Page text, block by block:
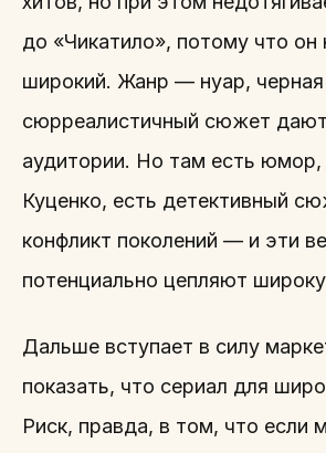
до «Чикатило», потому что он
широкий. Жанр — нуар,
сюрреалистичный сюжет
аудитории. Но там есть юмор,
Куценко, есть детективный
конфликт поколений — и эти
потенциально цепляют
Дальше вступает в силу
показать, что сериал для
Риск, правда, в том, что если